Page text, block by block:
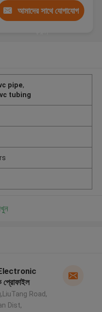
আমাদের সাথে যোগাযোগ
pipe,
tubing
Road,
Dist,